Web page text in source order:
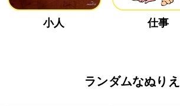
小人 仕事
ランダムなぬりえ